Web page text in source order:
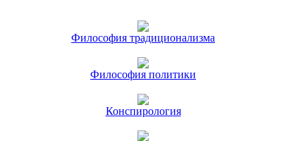
Философия традиционализма
Философия политики
Конспирология